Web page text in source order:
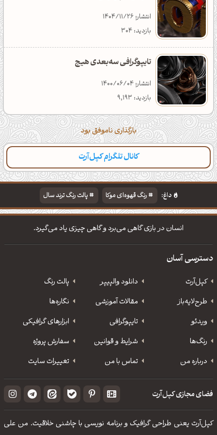
انتشار: 1404/11/26
بازدید: 304
تایپوگرافی سه‌بعدی هیچ
انتشار: 1400/06/04
بازدید: 9,193
بارگذاری ناموفق بود
کانال تلگرام کپل‌آرت
داغ: رنگ قهوه‌ای موکا
پالت رنگ ترند سال
دانلود والپیپر مذهبی
تایپوگرافی شعر مولانا
انسان در بازی گاهی می‌برد و گاهی چیزی یاد می‌گیرد.
دسترسی آسان
کپل‌آرت دانلود‌ والپیپر
پالت رنگ
طرح‌لایه‌باز
مقالات آموزشی
نگاره‌ها
ویدئو
‌تایپوگرافی
ابزارهای گرافیکی
رنگ‌ها
شرایط و قوانین
سفارش پروژه
درباره من
تماس با من تغییرات سایت
فضای مجازی کپل‌آرت
کپل‌آرت یعنی طراحی گرافیک و برنامه نویسی با چاشنی خلاقیت. من علی